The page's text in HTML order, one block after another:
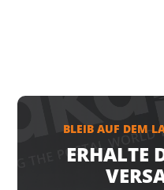
BLEIB AUF DEM
ERHALTE